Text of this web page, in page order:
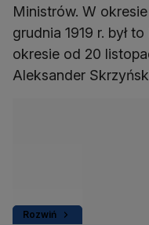
Ministrów. W
grudnia 1919 r. był
okresie od 20
Aleksander
Rozwiń